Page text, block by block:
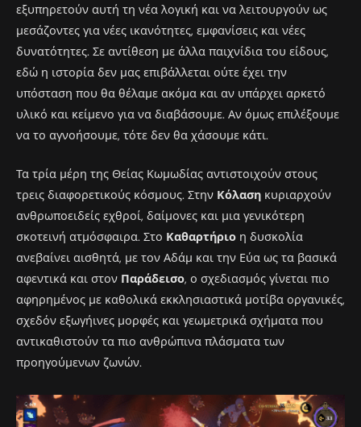
εξυπηρετούν αυτή τη νέα λογική και να λειτουργούν ως
μεσάζοντες για νέες ικανότητες, εμφανίσεις και νέες
δυνατότητες. Σε αντίθεση με άλλα παιχνίδια του είδους,
εδώ η ιστορία δεν μας επιβάλλεται ούτε έχει την
υπόσταση που θα θέλαμε ακόμα και αν υπάρχει αρκετό
υλικό και κείμενο για να διαβάσουμε. Αν όμως επιλέξουμε
να το αγνοήσουμε, τότε δεν θα χάσουμε κάτι.
Τα τρία μέρη της Θείας Κωμωδίας αντιστοιχούν στους
τρεις διαφορετικούς κόσμους. Στην Κόλαση κυριαρχούν
ανθρωποειδείς εχθροί, δαίμονες και μια γενικότερη
σκοτεινή ατμόσφαιρα. Στο Καθαρτήριο η δυσκολία
ανεβαίνει αισθητά, με τον Αδάμ και την Εύα ως τα βασικά
αφεντικά και στον Παράδεισο, ο σχεδιασμός γίνεται πιο
αφηρημένος με καθολικά εκκλησιαστικά μοτίβα οργανικές,
σχεδόν εξωγήινες μορφές και γεωμετρικά σχήματα που
αντικαθιστούν τα πιο ανθρώπινα πλάσματα των
προηγούμενων ζωνών.